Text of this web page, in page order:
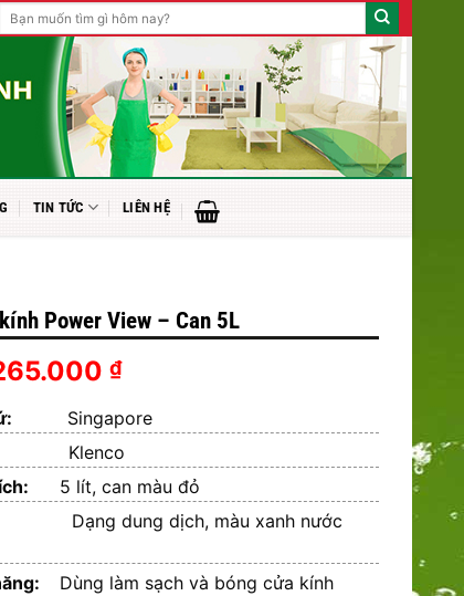
Tìm
kiếm:
TIN TỨC LIÊN HỆ
Power View – Can 5L
₫.
₫Giá
tại
là:
265.000 ₫.
Singapore
Klenco
tích: 5 lít, can màu đỏ
dung dịch, màu xanh nước
Dùng làm sạch và bóng cửa kính